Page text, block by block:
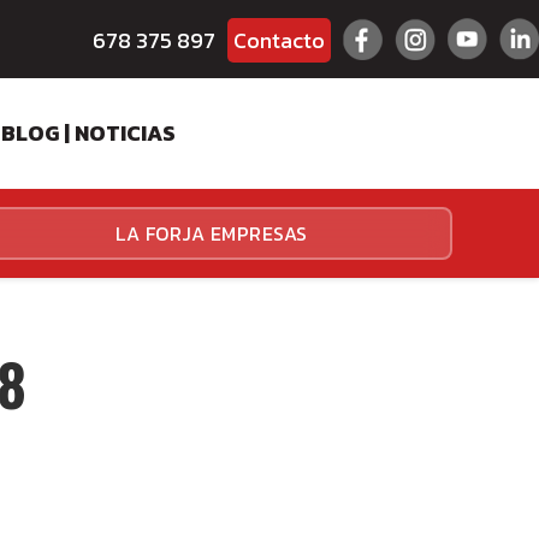
Contacto
678 375 897
BLOG | NOTICIAS
LA FORJA EMPRESAS